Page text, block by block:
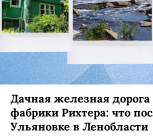
Дачная железная
фабрики Рихтера: что
Ульяновке в Ленобласти